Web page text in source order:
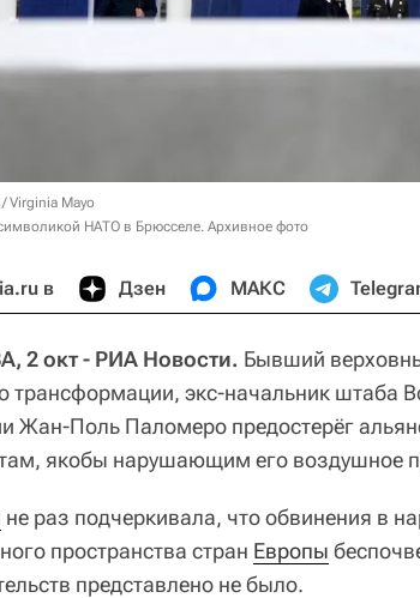
Virginia Mayo
НАТО в Брюсселе. Архивное фото
в Дзен МАКС
2 окт - РИА Новости. Бывший
трансформации, экс-начальник штаба
Жан-Поль Паломеро предостерёг
якобы нарушающим его воздушное
не раз подчеркивала, что обвинения в
пространства стран Европы
представлено не было.